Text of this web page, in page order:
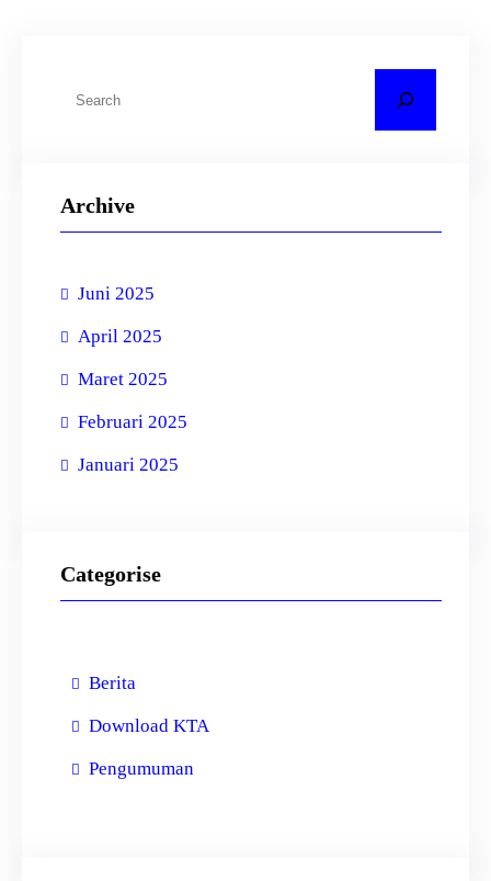
Archive
Juni 2025
April 2025
Maret 2025
Februari 2025
Januari 2025
Categorise
Berita
Download KTA
Pengumuman